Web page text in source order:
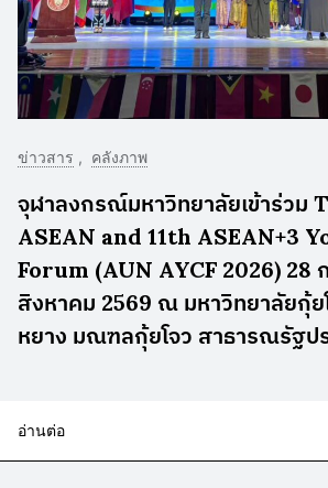
ข่าวสาร คลังภาพ
จุฬาลงกรณ์มหาวิทยาลัยเข้าร่วม
ASEAN and 11th ASEAN+3
Forum (AUN AYCF 2026) 28
สิงหาคม 2569 ณ มหาวิทยาลัยกุ้ย
หยาง มณฑลกุ้ยโจว สาธารณรัฐป
อ่านต่อ